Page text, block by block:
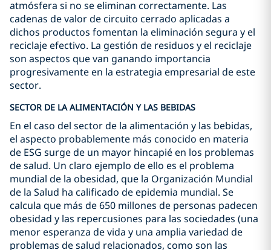
atmósfera si no se eliminan correctamente. Las
cadenas de valor de circuito cerrado aplicadas a
dichos productos fomentan la eliminación segura y el
reciclaje efectivo. La gestión de residuos y el reciclaje
son aspectos que van ganando importancia
progresivamente en la estrategia empresarial de este
sector.
SECTOR DE LA ALIMENTACIÓN Y LAS BEBIDAS
En el caso del sector de la alimentación y las bebidas,
el aspecto probablemente más conocido en materia
de ESG surge de un mayor hincapié en los problemas
de salud. Un claro ejemplo de ello es el problema
mundial de la obesidad, que la Organización Mundial
de la Salud ha calificado de epidemia mundial. Se
calcula que más de 650 millones de personas padecen
obesidad y las repercusiones para las sociedades (una
menor esperanza de vida y una amplia variedad de
problemas de salud relacionados, como son las